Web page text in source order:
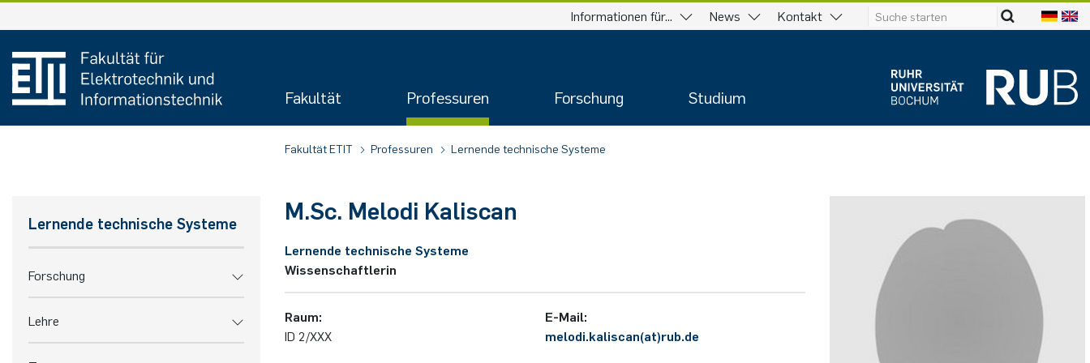
Inhalt
springen
Informationen für... News Kontakt
Fakultät Professuren Forschung Studium
Fakultät ETIT Professuren Lernende technische Systeme
Lernende technische Systeme
Forschung
Lehre
M.Sc. Melodi Kaliscan
Lernende technische Systeme
Wissenschaftlerin
Raum:
ID 2/XXX
E-Mail:
melodi.kaliscan(at)rub.de